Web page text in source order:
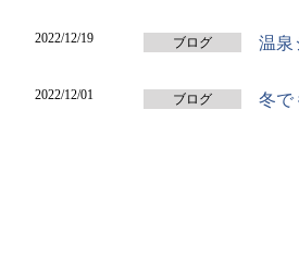
2022/12/19 ブログ 温
2022/12/01 ブログ 冬